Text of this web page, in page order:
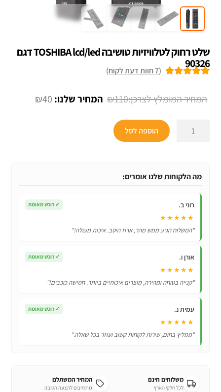
שלט רחוק לטלוויזיות טושיבה TOSHIBA lcd/led דגם
90326
לקוחות
(
7חוות דעת לקוח)
₪110
המחיר
₪40 המחיר
לטלוויזיות
TOSHIBA
90326
הוספה לסל
מה הלקוחות שלנו אומרים:
רוני ב. ✓ רוכש מאומת
★★★★★
"המשלוח הגיע ממש מהר, ארוז היטב. איכות מעולה!"
אורן ו. ✓ רוכש מאומת
★★★★★
"קנייה בטוחה ומהירה, מוצרים איכותיים ביותר. חמישה כוכבים!"
עמית נ. ✓ רוכש מאומת
★★★★★
"ממליץ בחום, שירות לקוחות קשוב ועוזר בכל שאלה."
משלוחים חינם
לכל חלקי הארץ
המחיר המשתלם
מתחייבים להצעה הטובה